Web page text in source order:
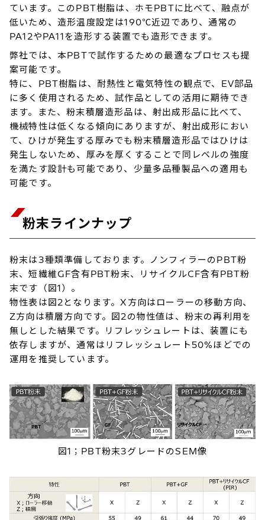
ています。このPBT樹脂は、ホモPBTに比べて、融点が
低いため、造形温度設定は190℃近辺であり、通常の
PA12やPA11を造形する装置でも造形できます。
弊社では、本PBTで試作するための最適なプロセスも提
案可能です。
特に、PBT樹脂は、耐熱性と電気特性の観点で、EV部品
に多く使用されるため、試作品としての活用に期待でき
ます。また、粉末積層造形品は、射出成形品に比べて、
機械特性は低くなる傾向にありますが、射出成形におい
て、ひけが発生する厚みでも粉末積層造形品ではひけは
発生しないため、厚みを厚くすることで同レベルの強度
を満たす設計も可能であり、少量多品種製品への適用も
可能です。
粉末ラインナップ
粉末は3種類準備しております。ノンフィラーのPBT粉
末、短繊維GF含有PBT粉末、リサイクルCF含有PBT粉
末です（図1）。
物性表は図2となります。X方向はローラーの移動方向、
Z方向は積層方向です。図2の物性値は、粉末の再利用を
無しとした結果です。リフレッシュレートは、装置にも
依存しますが、通常はリフレッシュレート50%ほどでの
運用を推奨しています。
図1；PBT粉末3グレードのSEM像